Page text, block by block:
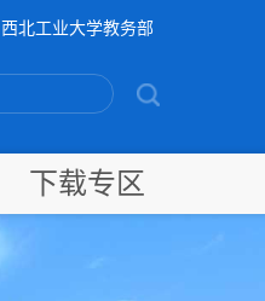
西北工业大学教务部
下载专区